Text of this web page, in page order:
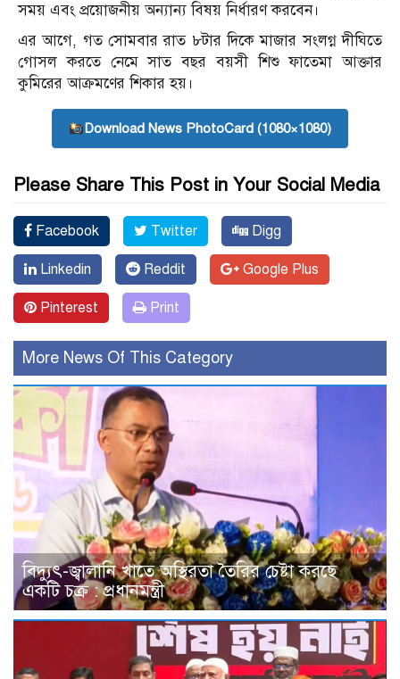
সময় এবং প্রয়োজনীয় অন্যান্য বিষয় নির্ধারণ করবেন।
এর আগে, গত সোমবার রাত ৮টার দিকে মাজার সংলগ্ন দীঘিতে
গোসল করতে নেমে সাত বছর বয়সী শিশু ফাতেমা আক্তার
কুমিরের আক্রমণের শিকার হয়।
Download News PhotoCard (1080×1080)
Please Share This Post in Your Social Media
Facebook Twitter Digg
Linkedin Reddit Google Plus
Pinterest Print
More News Of This Category
বিদ্যুৎ-জ্বালানি খাতে অস্থিরতা তৈরির চেষ্টা করছে
একটি চক্র : প্রধানমন্ত্রী